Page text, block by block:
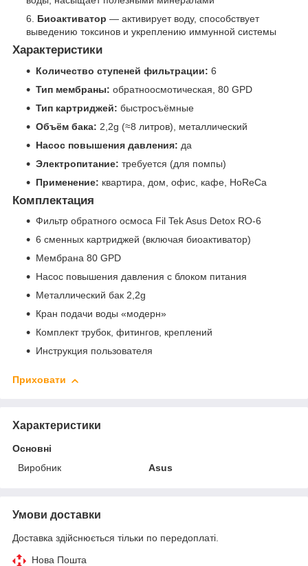
Биоактиватор — активирует воду, способствует
выведению токсинов и укреплению иммунной системы
Характеристики
Количество ступеней фильтрации: 6
Тип мембраны: обратноосмотическая, 80 GPD
Тип картриджей: быстросъёмные
Объём бака: 2,2g (≈8 литров), металлический
Насос повышения давления: да
Электропитание: требуется (для помпы)
Применение: квартира, дом, офис, кафе, HoReCa
Комплектация
Фильтр обратного осмоса Fil Tek Asus Detox RO-6
6 сменных картриджей (включая биоактиватор)
Мембрана 80 GPD
Насос повышения давления с блоком питания
Металлический бак 2,2g
Кран подачи воды «модерн»
Комплект трубок, фитингов, креплений
Инструкция пользователя
Приховати
Характеристики
Основні
Виробник
Asus
Умови доставки
Доставка здійснюється тільки по передоплаті.
Нова Пошта